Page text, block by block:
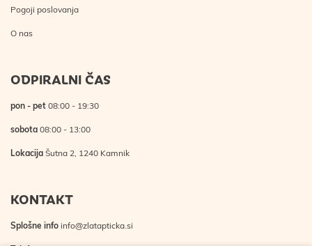
Pogoji poslovanja
O nas
ODPIRALNI ČAS
pon - pet 08:00 - 19:30
sobota 08:00 - 13:00
Lokacija Šutna 2, 1240 Kamnik
KONTAKT
Splošne info info@zlatapticka.si